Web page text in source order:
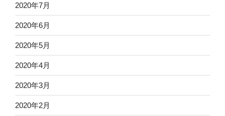
2020年7月
2020年6月
2020年5月
2020年4月
2020年3月
2020年2月